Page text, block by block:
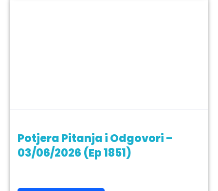
Potjera Pitanja i Odgovori –
03/06/2026 (Ep 1851)